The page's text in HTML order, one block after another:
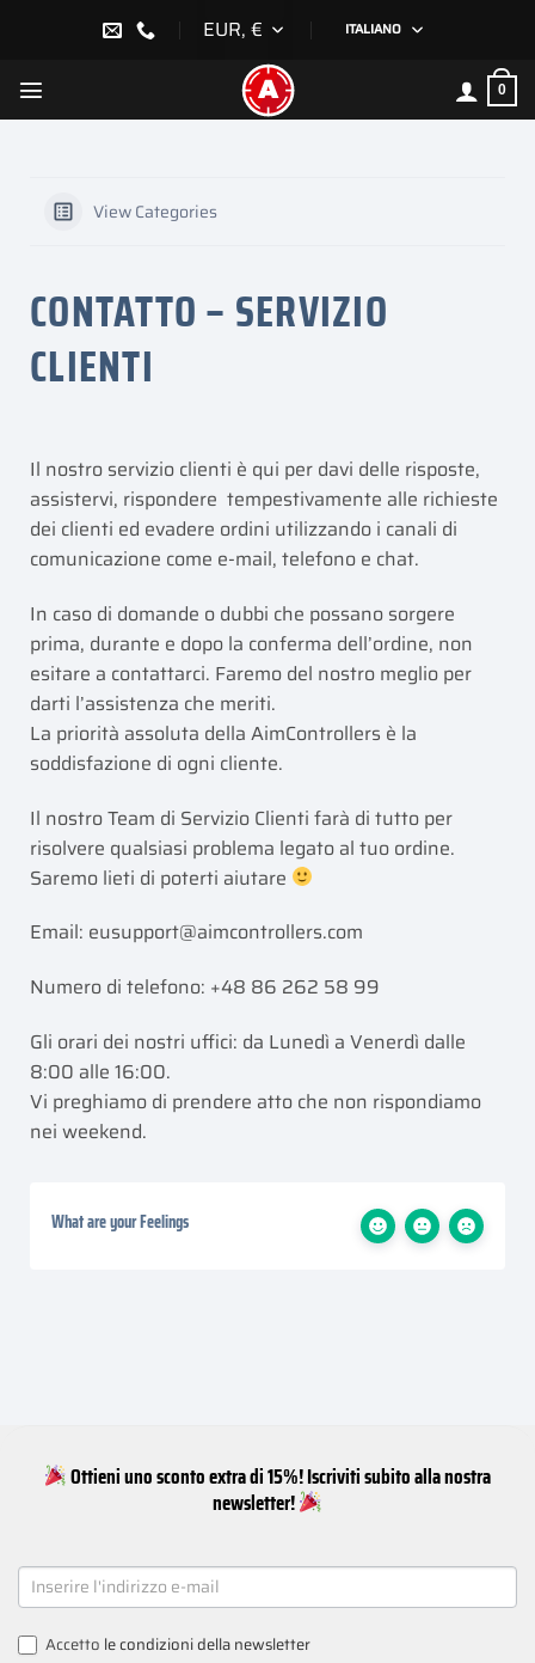
EUR, € ITALIANO
0
View Categories
CONTATTO – SERVIZIO
CLIENTI
Il nostro servizio clienti è qui per davi delle risposte,
assistervi, rispondere tempestivamente alle richieste
dei clienti ed evadere ordini utilizzando i canali di
comunicazione come e-mail, telefono e chat.
In caso di domande o dubbi che possano sorgere
prima, durante e dopo la conferma dell’ordine, non
esitare a contattarci. Faremo del nostro meglio per
darti l’assistenza che meriti.
La priorità assoluta della AimControllers è la
soddisfazione di ogni cliente.
Il nostro Team di Servizio Clienti farà di tutto per
risolvere qualsiasi problema legato al tuo ordine.
Saremo lieti di poterti aiutare
Email: eusupport@aimcontrollers.com
Numero di telefono: +48 86 262 58 99
Gli orari dei nostri uffici: da Lunedì a Venerdì dalle
8:00 alle 16:00.
Vi preghiamo di prendere atto che non rispondiamo
nei weekend.
What are your Feelings
Ottieni uno sconto extra di 15%! Iscriviti subito alla nostra
newsletter!
NEWSLETTER
SIGNUP
Accetto le condizioni della newsletter